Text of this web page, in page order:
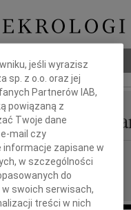
Wanda
jeśli wyrazisz
sp. z o.o. oraz jej
Partnerów IAB,
powiązaną z
Twoje dane
mail czy
informacje zapisane w
w szczególności
do
swoich serwisach,
treści w nich